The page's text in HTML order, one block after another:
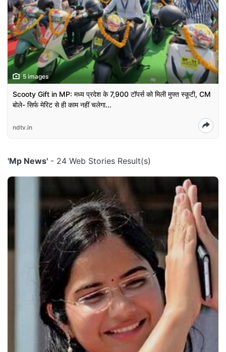
5 images
Scooty Gift in MP: मध्य प्रदेश के 7,900 टॉपर्स को मिली मुफ्त स्कूटी, CM
बोले- सिर्फ मेरिट से ही काम नहीं चलेगा...
ndtv.in
'Mp News' - 24 Web Stories Result(s)